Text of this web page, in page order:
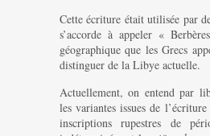
Cette écriture était utilisée par
s’accorde à appeler «
géographique que les Grecs
distinguer de la Libye actuelle.
Actuellement, on entend par
les variantes issues de
inscriptions rupestres de